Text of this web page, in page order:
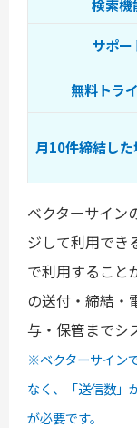
検索機
サポー
無料トラ
月10件締結し
ベクターサイン
ジして利用でき
で利用すること
の送付・締結・
与・保管までシ
※ベクターサイン
なく、「送信数」
が必要です。